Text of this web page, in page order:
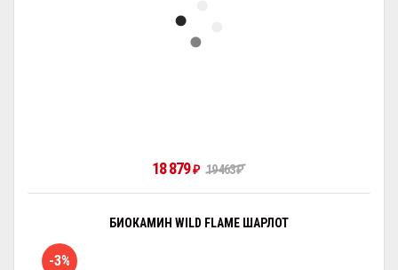
18 879₽ 19 463₽
БИОКАМИН WILD FLAME ШАРЛОТ
-3%